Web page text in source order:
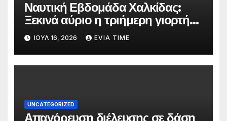
Ναυτική Εβδομάδα Χαλκίδας:
Ξεκινά αύριο η τριήμερη γιορτή
στο όνομα της Αγίας Παρασκευής
ΙΟΎΛ 16, 2026 EVIA TIME
UNCATEGORIZED
Απαγόρευση διέλευσης σε δάση